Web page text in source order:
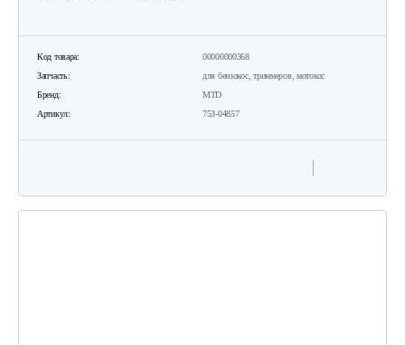
Код товара:
00000000368
Запчасть:
для бензокос, триммеров, мотокос
Бренд:
MTD
Артикул:
753-04857